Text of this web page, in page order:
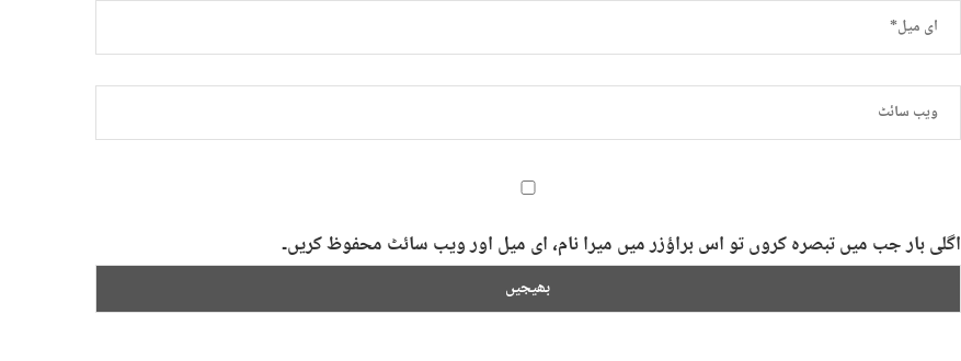
اگلی بار جب میں تبصرہ کروں تو اس براؤزر میں میرا نام، ای میل اور ویب سائٹ محفوظ کریں۔